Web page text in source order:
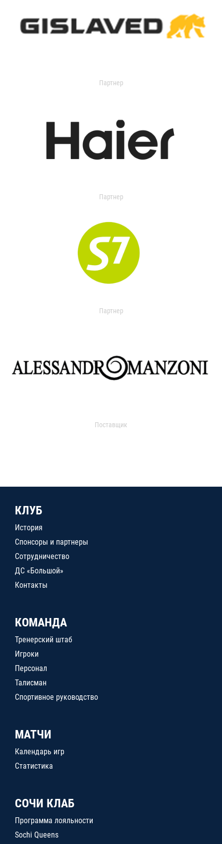
Партнер
Партнер
Партнер
Поставщик
КЛУБ
История
Спонсоры и партнеры
Сотрудничество
ДС «Большой»
Контакты
КОМАНДА
Тренерский штаб
Игроки
Персонал
Талисман
Спортивное руководство
МАТЧИ
Календарь игр
Статистика
СОЧИ КЛАБ
Программа лояльности
Sochi Queens